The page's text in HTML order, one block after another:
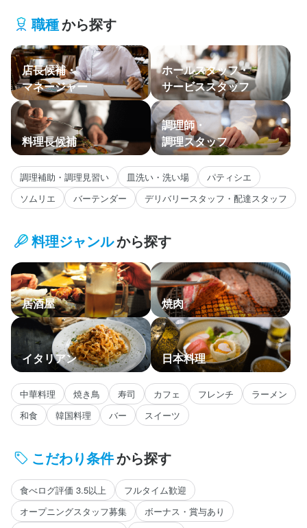
企業情報
中国・四国
九州・沖縄
主要エリア
職種から探す
店長候補・
マネージャー
ホールスタッフ・
サービススタッフ
料理長候補
調理師・
調理スタッフ
調理補助・調理見習い 皿洗い・洗い場
パティシエ
ソムリエ
バーテンダー デリバリースタッフ・配達スタッフ
料理ジャンルから探す
居酒屋 焼肉
イタリアン 日本料理
中華料理 焼き鳥 寿司 カフェ フレンチ
ラーメン
和食
韓国料理 バー スイーツ
こだわり条件から探す
食べログ評価 3.5以上
フルタイム歓迎
オープニングスタッフ募集
ボーナス・賞与あり